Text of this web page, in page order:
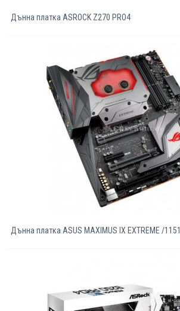
Дънна платка ASROCK Z270 PRO4
Дънна платка ASUS MAXIMUS IX EXTREME /1151